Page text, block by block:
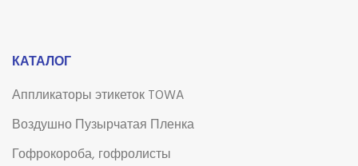
КАТАЛОГ
Аппликаторы этикеток TOWA
Воздушно Пузырчатая Пленка
Гофрокороба, гофролисты